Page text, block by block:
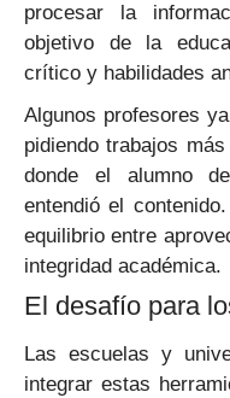
procesar la
objetivo de la
crítico y habilidades
Algunos profesores
pidiendo trabajos
donde el alumno
entendió el
equilibrio entre
integridad académica.
El desafío para
Las escuelas y
integrar estas